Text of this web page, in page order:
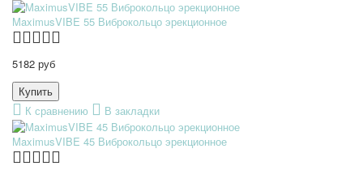
MaximusVIBE 55 Виброкольцо эрекционное
5182 руб
К сравнению
В закладки
MaximusVIBE 45 Виброкольцо эрекционное